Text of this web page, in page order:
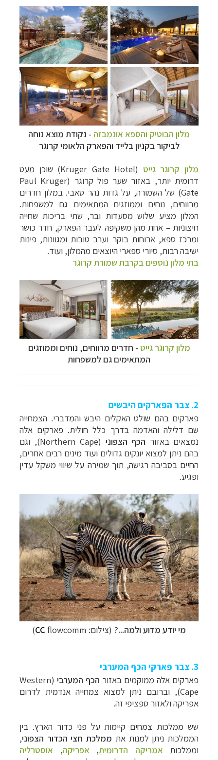
מלון הבוטיק והספא אונמבזה - נקודת מוצא נוחה
לביקור בקניון בלייד והפארק הלאומי קרוגר
מלון קרוגר גייט (
Kruger Gate Hotel) שוכן מעט
דרומית יותר, באזור שער פול קרוגר (Paul Kruger
Gate) של השמורה, על גדות נהר סאבי. במלון חדרים
מרווחים, נוחים וממוזגים המתאימים גם למשפחות.
המלון מציע שלוש מסעדות ובר, שתי בריכות שחייה
חיצוניות – אחת מהן משקיפה לעבר הפארק, חדר כושר
ומרכז ספא, ארוחות בוקר וערב טובות ומגוונות, פינות
ישיבה רבות, סיורי ספארי היוצאים מהמלון, ועוד.
בתי מלון נוספים בקרבת שמורת קרוגר
מלון קרוגר גייט - חדרים מרווחים, נוחים וממוזגים
המתאימים גם למשפחות
2. צבר הפארקים היבשים
פארקים בהם שולט האקלים היבש והמדברי. הצמחייה
שם דלילה והאדמה בדרך כלל חולית. פארקים אלה
נמצאים באזור הכף הצפוני (
Northern Cape), וגם
בהם ניתן למצוא יונקים גדולים ועוד מינים רבים אחרים,
החיים בסביבה רגישה, תוך שמירה על שיווי משקל עדין
ופגיע.
מי יודע מדוע ולמה...? (צילום: CC flowcomm)
3. צבר פארקי הכף המערבי
פארקים אלה ממוקמים באזור הכף המערבי (
Western
Cape), וברובם ניתן למצוא צמחייה אנדמית לדרום
אפריקה ולאזור ספציפי זה.
שש ממלכות צמחים קיימות על פני כדור הארץ. בין
הממלכות ניתן למנות את ממלכת חצי הכדור הצפוני,
וממלכות אמריקה הדרומית, אפריקה, אוסטרליה
מסלולים מוכנים ל-11 יעדים לחצו לרשימת היעדים
קרוזים והפלגות נופשלחצו לרשימת היעדים »
תכנוןטיולים לאמריקה הצפונית לחצו לרשימת
היעדים »